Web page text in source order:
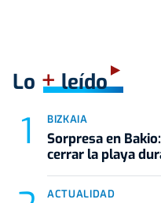
Lo +leído
BIZKAIA
Sorpresa en
cerrar la playa
ACTUALIDAD